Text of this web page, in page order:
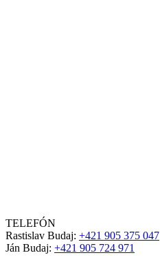
TELEFÓN
Rastislav Budaj: +421 905 375 047
Ján Budaj: +421 905 724 971